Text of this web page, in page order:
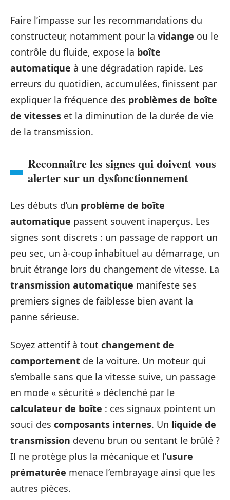
Faire l’impasse sur les recommandations du
constructeur, notamment pour la vidange ou le
contrôle du fluide, expose la boîte
automatique à une dégradation rapide. Les
erreurs du quotidien, accumulées, finissent par
expliquer la fréquence des problèmes de boîte
de vitesses et la diminution de la durée de vie
de la transmission.
Reconnaître les signes qui doivent vous
alerter sur un dysfonctionnement
Les débuts d’un problème de boîte
automatique passent souvent inaperçus. Les
signes sont discrets : un passage de rapport un
peu sec, un à-coup inhabituel au démarrage, un
bruit étrange lors du changement de vitesse. La
transmission automatique manifeste ses
premiers signes de faiblesse bien avant la
panne sérieuse.
Soyez attentif à tout changement de
comportement de la voiture. Un moteur qui
s’emballe sans que la vitesse suive, un passage
en mode « sécurité » déclenché par le
calculateur de boîte : ces signaux pointent un
souci des composants internes. Un liquide de
transmission devenu brun ou sentant le brûlé ?
Il ne protège plus la mécanique et l’usure
prématurée menace l’embrayage ainsi que les
autres pièces.